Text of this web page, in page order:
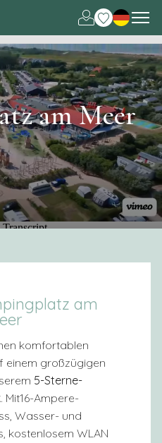
English
am Meer
am
komfortablen
einem großzügigen
5-Sterne-
. Mit16-Ampere-
Wasser- und
kostenlosem WLAN